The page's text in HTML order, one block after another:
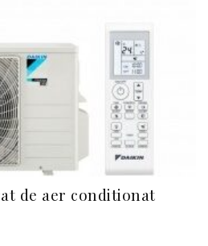
de aer conditionat